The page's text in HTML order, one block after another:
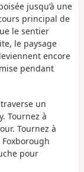
jusqu’à une
principal de
le sentier
le paysage
encore
pendant
un
Tournez à
Tournez à
pour